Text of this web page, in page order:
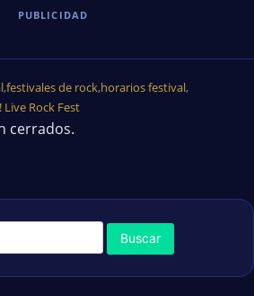
PUBLICIDAD
,festivales de rock,horarios festival,
Live Rock Fest
cerrados.